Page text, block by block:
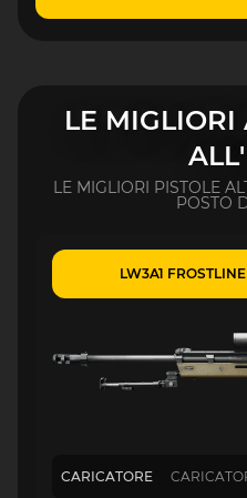
LE MIGLIORI
ALL'
LE MIGLIORI PISTOLE
POSTO
LW3A1
CARICATORE